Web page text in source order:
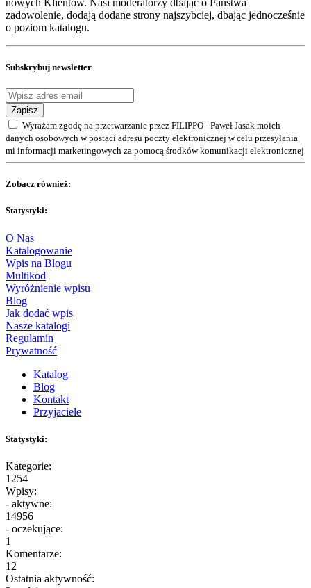
zadowolenie, dodają dodane strony najszybciej, dbając jednocześnie
o poziom katalogu.
Subskrybuj newsletter
Zapisz
Wyrażam zgodę na przetwarzanie przez FILIPPO - Paweł Jasak moich
danych osobowych w postaci adresu poczty elektronicznej w celu przesyłania
mi informacji marketingowych za pomocą środków komunikacji elektronicznej
Zobacz również:
Statystyki:
O Nas
Katalogowanie
Wpis na Blogu
Multikod
Wyróżnienie wpisu
Blog
Jak dodać wpis
Nasze katalogi
Regulamin
Prywatność
Katalog
Blog
Kontakt
Przyjaciele
Statystyki:
Kategorie:
1254
Wpisy:
- aktywne:
14956
- oczekujące:
1
Komentarze:
12
Ostatnia aktywność: